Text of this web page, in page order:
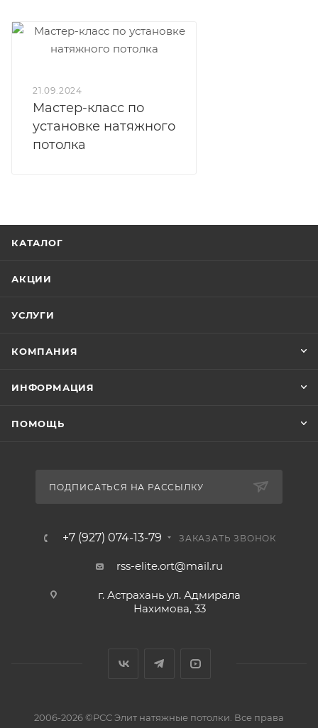
21.09.2024
Мастер-класс по
установке натяжного
потолка
КАТАЛОГ
АКЦИИ
УСЛУГИ
КОМПАНИЯ
ИНФОРМАЦИЯ
ПОМОЩЬ
ПОДПИСАТЬСЯ НА РАССЫЛКУ
+7 (927) 074-13-79 ЗАКАЗАТЬ ЗВОНОК
rss-elite.ort@mail.ru
г. Астрахань ул. Адмирала
Нахимова, 33
2006-2026 ©РСС Элит натяжные потолки. Все права